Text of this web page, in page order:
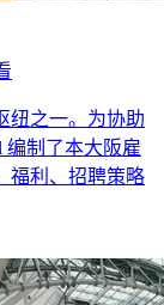
纽之一。为协助
编制了本大阪雇
福利、招聘策略